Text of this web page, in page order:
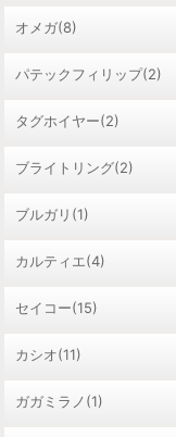
オメガ(8)
パテックフィリップ(2)
タグホイヤー(2)
ブライトリング(2)
ブルガリ(1)
カルティエ(4)
セイコー(15)
カシオ(11)
ガガミラノ(1)